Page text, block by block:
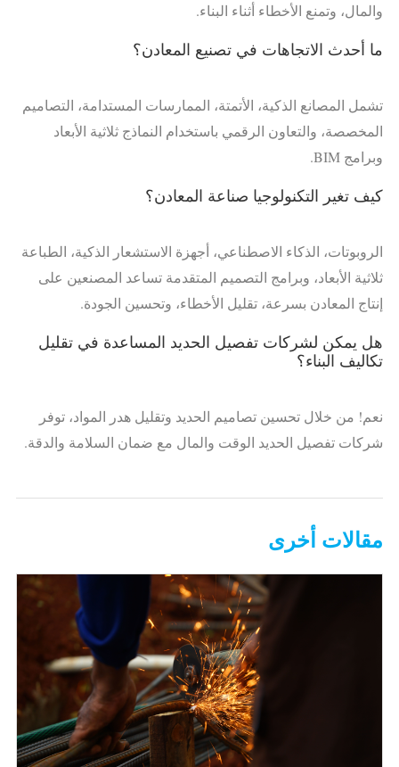
والمال، وتمنع الأخطاء أثناء البناء.
ما أحدث الاتجاهات في تصنيع المعادن؟
تشمل المصانع الذكية، الأتمتة، الممارسات المستدامة، التصاميم
المخصصة، والتعاون الرقمي باستخدام النماذج ثلاثية الأبعاد
وبرامج BIM.
كيف تغير التكنولوجيا صناعة المعادن؟
الروبوتات، الذكاء الاصطناعي، أجهزة الاستشعار الذكية، الطباعة
ثلاثية الأبعاد، وبرامج التصميم المتقدمة تساعد المصنعين على
إنتاج المعادن بسرعة، تقليل الأخطاء، وتحسين الجودة.
هل يمكن لشركات تفصيل الحديد المساعدة في تقليل
تكاليف البناء؟
نعم! من خلال تحسين تصاميم الحديد وتقليل هدر المواد، توفر
شركات تفصيل الحديد الوقت والمال مع ضمان السلامة والدقة.
مقالات أخرى